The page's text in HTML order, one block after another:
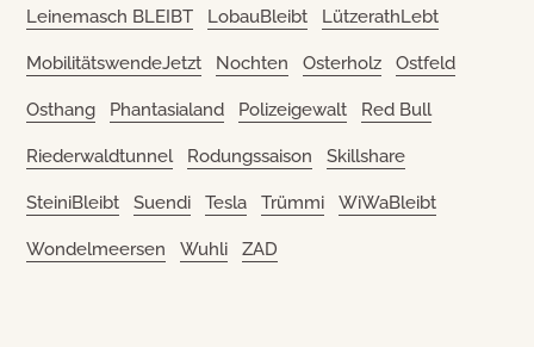
Leinemasch BLEIBT LobauBleibt LützerathLebt
MobilitätswendeJetzt Nochten Osterholz Ostfeld
Osthang Phantasialand Polizeigewalt Red Bull
Riederwaldtunnel Rodungssaison Skillshare
SteiniBleibt Suendi Tesla Trümmi WiWaBleibt
Wondelmeersen Wuhli ZAD